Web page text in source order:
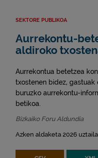
SEKTORE PUBLIKOA
Aurrekontu-
aldiroko
Aurrekontua betetzea
txostenen bidez, gastuak
buruzko aurrekontu-
betikoa.
Bizkaiko Foru Aldundia
Azken aldaketa 2026